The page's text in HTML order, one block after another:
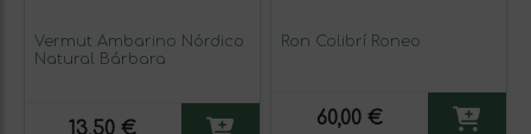
Vermut Ambarino Nórdico
Natural Bárbara
Ron Colibrí Roneo
60,00 €